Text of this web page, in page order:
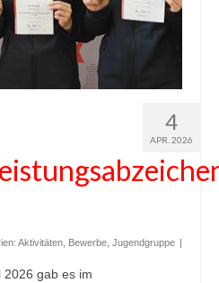
4
APR. 2026
Aktivitäten Bewerbe Jugendgruppe |
2026 gab es im